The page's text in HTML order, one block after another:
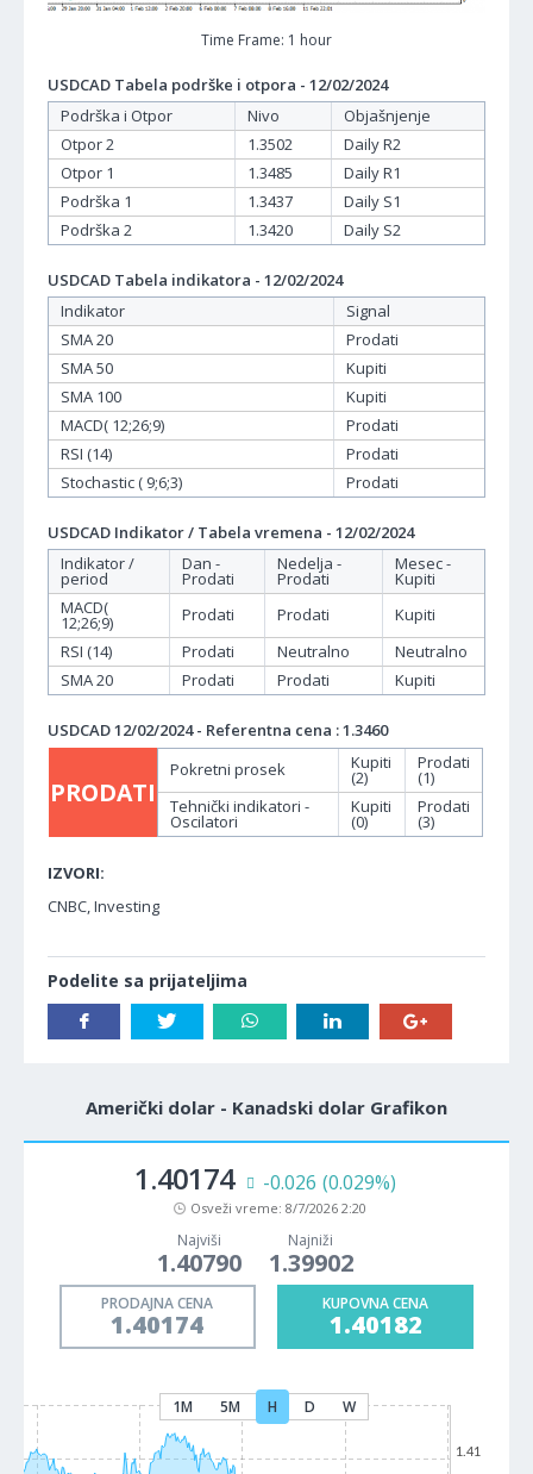
Time Frame: 1 hour
USDCAD Tabela podrške i otpora - 12/02/2024
Podrška i Otpor
Nivo
Objašnjenje
Otpor 2
1.3502
Daily R2
Otpor 1
1.3485
Daily R1
Podrška 1
1.3437
Daily S1
Podrška 2
1.3420 Daily S2
USDCAD Tabela indikatora - 12/02/2024
Indikator
Signal
SMA 20
Prodati
SMA 50
Kupiti
SMA 100
Kupiti
MACD( 12;26;9)
Prodati
RSI (14)
Prodati
Stochastic ( 9;6;3)
Prodati
USDCAD Indikator / Tabela vremena - 12/02/2024
Indikator /
period
Dan -
Prodati
Nedelja -
Prodati
Mesec -
Kupiti
MACD(
12;26;9) Prodati Prodati
Kupiti
RSI (14)
Prodati Neutralno
Neutralno
SMA 20
Prodati Prodati Kupiti
USDCAD 12/02/2024 - Referentna cena : 1.3460
PRODATI
Pokretni prosek Kupiti
(2)
Prodati
(1)
Tehnički indikatori -
Oscilatori
Kupiti
(0)
Prodati
(3)
IZVORI:
CNBC, Investing
Podelite sa prijateljima
Američki dolar - Kanadski dolar Grafikon
1.40174 -0.026 (0.029%)
Osveži vreme: 8/7/2026 2:20
Najviši
1.40790
Najniži
1.39902
PRODAJNA CENA
1.40174
KUPOVNA CENA
1.40182
1M 5M H D W
1.41